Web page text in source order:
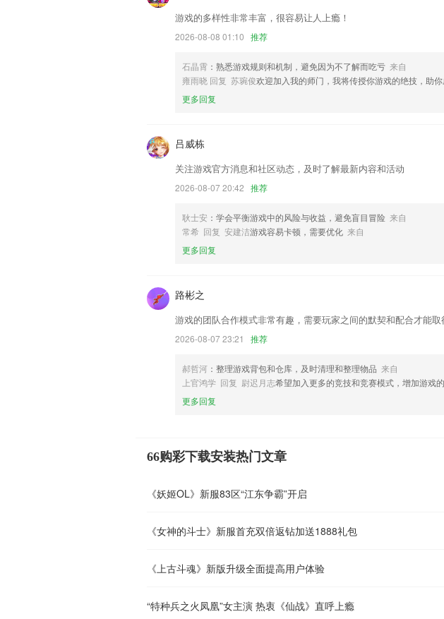
解决了已知问题，优化了用户体验
以上就是66购彩下载安装的介绍，如果您喜欢这款软件，您可以到应用
以帮助我们更好的对产品进行优化修改。
游戏的多样性非常丰富，很容易让人上瘾！
2026-08-08 01:10 推荐
石晶霄 ：熟悉游戏规则和机制，避免因为不了解而吃亏 来自
雍雨晓 回复 苏琬俊欢迎加入我的师门，我将传授你游戏的绝技，助你
更多回复
吕威栋
关注游戏官方消息和社区动态，及时了解最新内容和活动
2026-08-07 20:42 推荐
耿士安 ：学会平衡游戏中的风险与收益，避免盲目冒险 来自
常希 回复 安建洁游戏容易卡顿，需要优化 来自
更多回复
路彬之
游戏的团队合作模式非常有趣，需要玩家之间的默契和配合才能取
2026-08-07 23:21 推荐
郝哲河 ：整理游戏背包和仓库，及时清理和整理物品 来自
上官鸿学 回复 尉迟月志希望加入更多的竞技和竞赛模式，增加游戏的
更多回复
66购彩下载安装热门文章
《妖姬OL》新服83区“江东争霸”开启
《女神的斗士》新服首充双倍返钻加送1888礼包
《上古斗魂》新版升级全面提高用户体验
“特种兵之火凤凰”女主演 热衷《仙战》直呼上瘾